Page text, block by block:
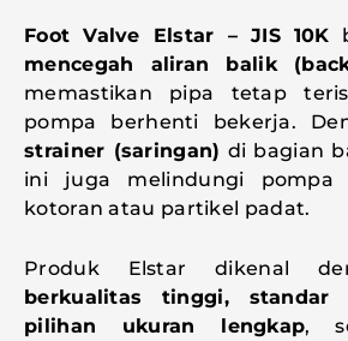
Foot Valve Elstar – JIS 10K
mencegah aliran balik
memastikan pipa tetap
pompa berhenti bekerja.
strainer (saringan) di bagian
ini juga melindungi pompa
kotoran atau partikel padat.
Produk Elstar dikenal
berkualitas tinggi, standar
pilihan ukuran lengkap,